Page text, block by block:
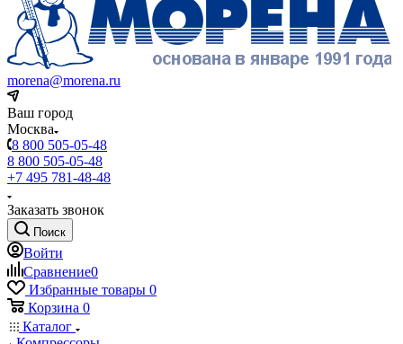
morena@morena.ru
Ваш город
Москва
8 800 505-05-48
8 800 505-05-48
+7 495 781-48-48
Заказать звонок
Поиск
Войти
Сравнение0
Избранные товары 0
Корзина 0
Каталог